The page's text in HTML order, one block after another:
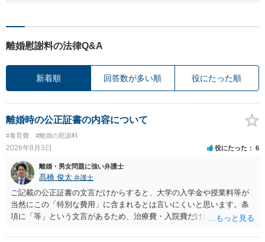
離婚慰謝料の法律Q&A
新着順 回答数が多い順 役にたった順
離婚時の公正証書の内容について
#養育費 #離婚の慰謝料
2026年8月3日 役にたった 6
離婚・男女問題に強い弁護士
髙橋 俊太 弁護士
ご記載の公正証書の文言だけからすると、大学の入学金や授業料等が
当然にこの「特別な費用」に含まれるとは言いにくいと思います。条
項に「等」という文言があるため、治療費・入院費だけに限定される
れていますので、通常は、病気や事故によって臨時に必要となった医